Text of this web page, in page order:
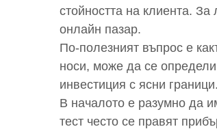
стойността на клиента.
онлайн пазар.
По-полезният въпрос е
носи, може да се
инвестиция с ясни граници.
В началото е разумно да
тест често се правят